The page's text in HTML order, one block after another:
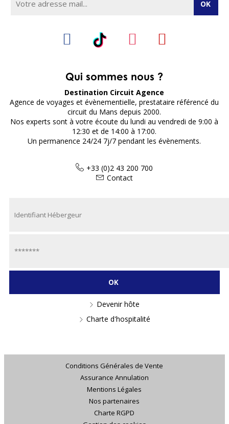
Qui sommes nous ?
Destination Circuit Agence
Agence de voyages et évènementielle, prestataire référencé du
circuit du Mans depuis 2000.
Nos experts sont à votre écoute du lundi au vendredi de 9:00 à
12:30 et de 14:00 à 17:00.
Un permanence 24/24 7j/7 pendant les évènements.
+33 (0)2 43 200 700
Contact
Devenir hôte
Charte d'hospitalité
Conditions Générales de Vente
Assurance Annulation
Mentions Légales
Nos partenaires
Charte RGPD